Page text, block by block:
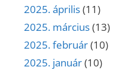
2025. április(11)
2025. március(13)
2025. február(10)
2025. január(10)